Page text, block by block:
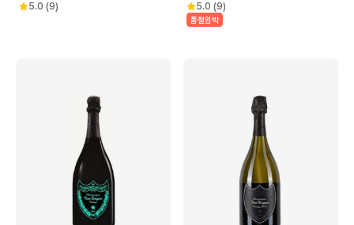
5.0 (9) 5.0 (9)
품절임박